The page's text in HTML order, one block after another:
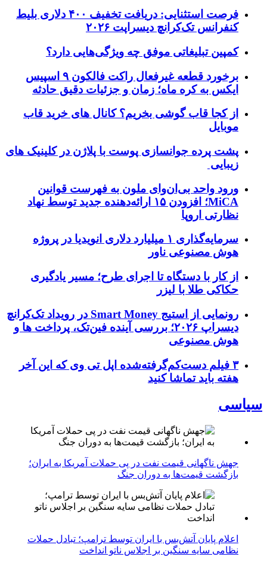
فرصت استثنایی: دریافت تخفیف ۴۰۰ دلاری بلیط
کنفرانس تک‌کرانچ دیسراپت ۲۰۲۶
کمپین تبلیغاتی موفق چه ویژگی‌هایی دارد؟
برخورد قطعه غیرفعال راکت فالکون ۹ اسپیس
ایکس به کره ماه؛ زمان و جزئیات دقیق حادثه
از کجا قاب گوشی بخریم؟ کانال های خرید قاب
موبایل
پشت پرده جوانسازی پوست با پلاژن در کلینیک های
زیبایی
ورود واحد بی‌ان‌وای ملون به فهرست قوانین
MiCA؛ افزودن ۱۵ ارائه‌دهنده جدید توسط نهاد
نظارتی اروپا
سرمایه‌گذاری ۱ میلیارد دلاری انویدیا در پروژه
هوش مصنوعی ناور
از کار با دستگاه تا اجرای طرح؛ مسیر یادگیری
حکاکی طلا با لیزر
رونمایی از استیج Smart Money در رویداد تک‌کرانچ
دیسراپ ۲۰۲۶؛ بررسی آینده فین‌تک، پرداخت‌ ها و
هوش مصنوعی
۳ فیلم دست‌کم‌گرفته‌شده اپل تی وی که این آخر
هفته باید تماشا کنید
سیاسی
جهش ناگهانی قیمت نفت در پی حملات آمریکا به ایران؛
بازگشت قیمت‌ها به دوران جنگ
اعلام پایان آتش‌بس با ایران توسط ترامپ؛ تبادل حملات
نظامی سایه سنگین بر اجلاس ناتو انداخت